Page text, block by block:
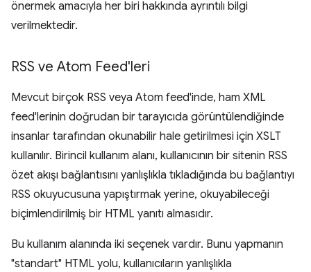
önermek amacıyla her biri hakkında ayrıntılı bilgi
verilmektedir.
RSS ve Atom Feed'leri
Mevcut birçok RSS veya Atom feed'inde, ham XML
feed'lerinin doğrudan bir tarayıcıda görüntülendiğinde
insanlar tarafından okunabilir hale getirilmesi için XSLT
kullanılır. Birincil kullanım alanı, kullanıcının bir sitenin RSS
özet akışı bağlantısını yanlışlıkla tıkladığında bu bağlantıyı
RSS okuyucusuna yapıştırmak yerine, okuyabileceği
biçimlendirilmiş bir HTML yanıtı almasıdır.
Bu kullanım alanında iki seçenek vardır. Bunu yapmanın
"standart" HTML yolu, kullanıcıların yanlışlıkla